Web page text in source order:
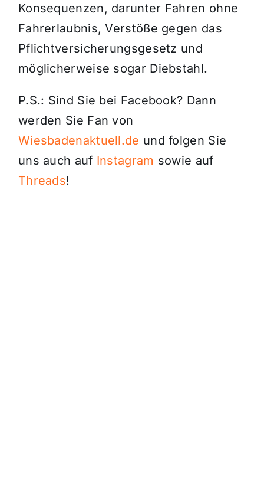
Konsequenzen, darunter Fahren ohne
Fahrerlaubnis, Verstöße gegen das
Pflichtversicherungsgesetz und
möglicherweise sogar Diebstahl.
P.S.: Sind Sie bei Facebook? Dann
werden Sie Fan von
Wiesbadenaktuell.de und folgen Sie
uns auch auf Instagram sowie auf
Threads!